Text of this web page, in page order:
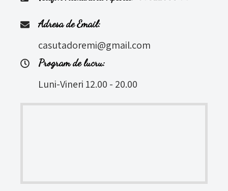
Adresa de Email:
casutadoremi@gmail.com
Program de lucru:
Luni-Vineri 12.00 - 20.00